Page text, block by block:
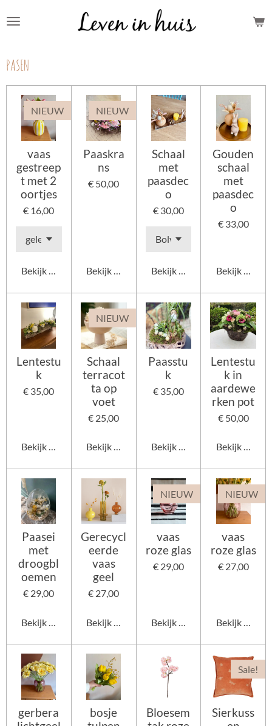
de
PASEN
NIEUW
vaas
gestreep
t met 2
oortjes
€ 16,00
Bekijk details
NIEUW
Paaskra
ns
€ 50,00
Bekijk details
Schaal
met
paasdec
o
€ 30,00
Bekijk details
Gouden
schaal
met
paasdec
o
€ 33,00
Bekijk details
Lentestu
k
€ 35,00
Bekijk details
NIEUW
Schaal
terracot
ta op
voet
€ 25,00
Bekijk details
Paasstu
k
€ 35,00
Bekijk details
Lentestu
k in
aardewe
rken pot
€ 50,00
Bekijk details
Paasei
met
droogbl
oemen
€ 29,00
Bekijk details
Gerecycl
eerde
vaas
geel
€ 27,00
Bekijk details
NIEUW
vaas
roze glas
€ 29,00
Bekijk details
NIEUW
vaas
roze glas
€ 27,00
Bekijk details
gerbera
bosje
Bloesem
Sale!
Sierkuss